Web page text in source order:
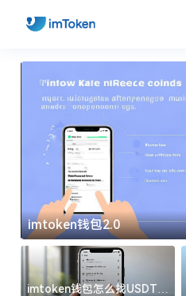
imtoken官方下载
imtoken钱包怎么找USDT地